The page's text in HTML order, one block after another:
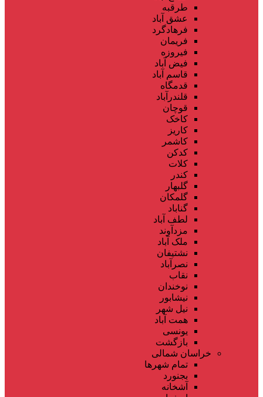
طرقبه
عشق آباد
فرهادگرد
فریمان
فیروزه
فیض آباد
قاسم آباد
قدمگاه
قلندرآباد
قوچان
کاخک
کاریز
کاشمر
کدکن
کلات
کندر
گلبهار
گلمکان
گناباد
لطف آباد
مزدآوند
ملک آباد
نشتیفان
نصرآباد
نقاب
نوخندان
نیشابور
نیل شهر
همت آباد
یونسی
بازگشت
خراسان شمالی
تمام شهر‌ها
بجنورد
آشخانه